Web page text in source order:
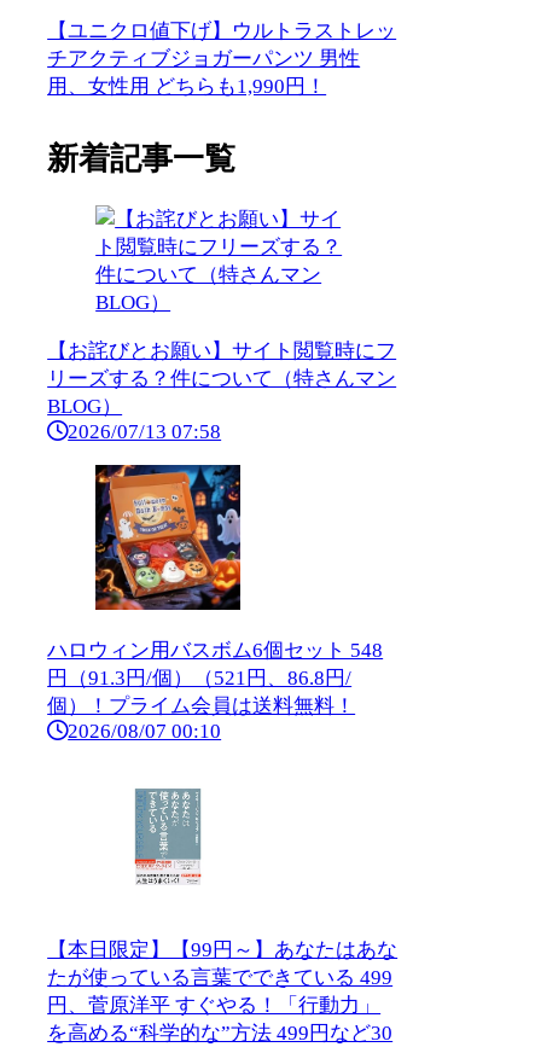
【ユニクロ値下げ】ウルトラストレッ
チアクティブジョガーパンツ 男性
用、女性用 どちらも1,990円！
新着記事一覧
【お詫びとお願い】サイト閲覧時にフ
リーズする？件について（特さんマン
BLOG）
2026/07/13 07:58
ハロウィン用バスボム6個セット 548
円（91.3円/個）（521円、86.8円/
個）！プライム会員は送料無料！
2026/08/07 00:10
【本日限定】【99円～】あなたはあな
たが使っている言葉でできている 499
円、菅原洋平 すぐやる！「行動力」
を高める“科学的な”方法 499円など30